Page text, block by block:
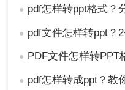
● pdf怎样转ppt格式？分享
● pdf文件怎样转ppt？
● PDF文件怎样转PPT格式？
● pdf怎样转成ppt？教